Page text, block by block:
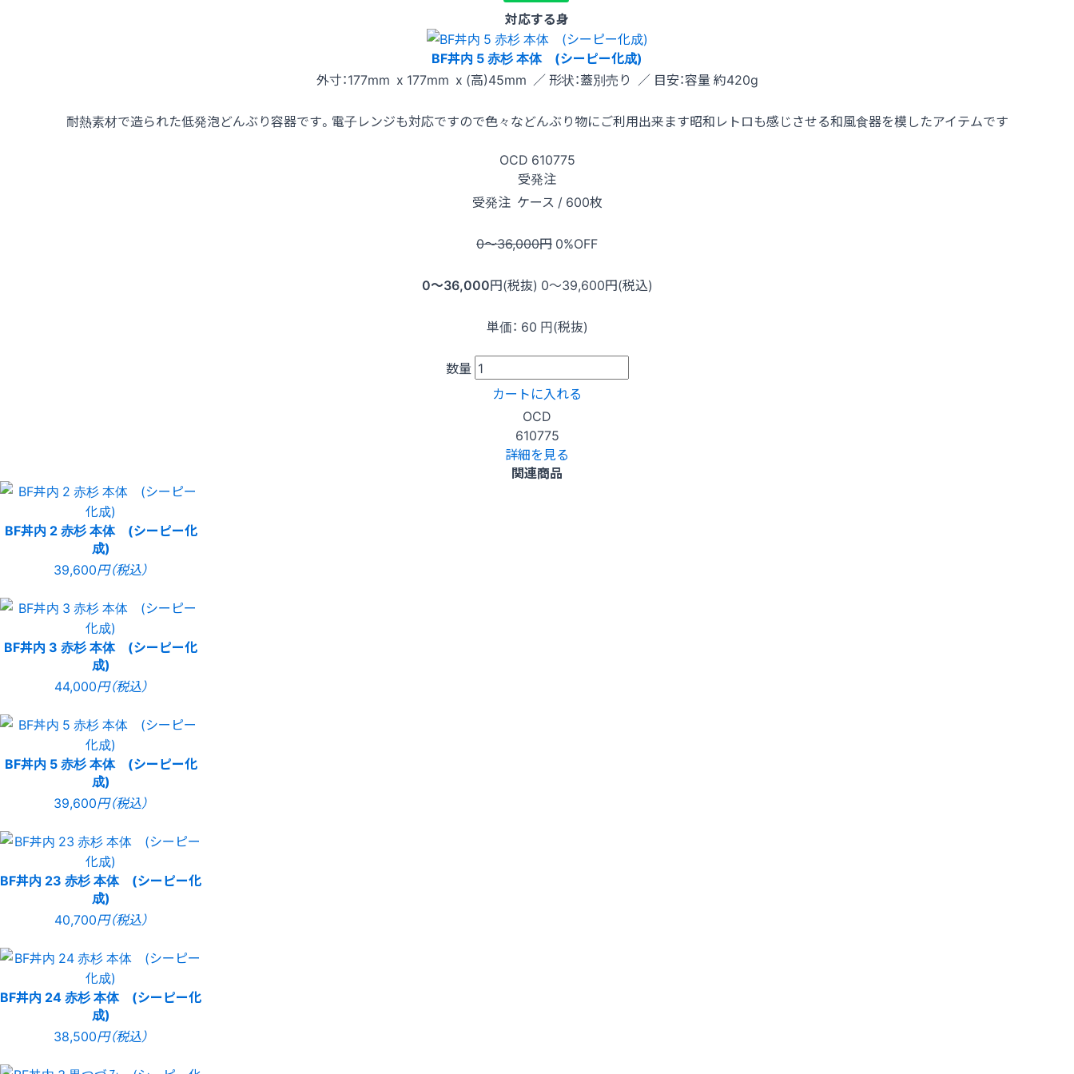
対応する身
BF丼内 5 赤杉 本体 (シーピー化成)
外寸：177mm x 177mm x (高)45mm ／ 形状：蓋別売り ／ 目安：容量 約420g
耐熱素材で造られた低発泡どんぶり容器です。電子レンジも対応ですので色々などんぶり物にご利用出来ます昭和レトロも感じさせる和風食器を模したアイテムです
OCD 610775
受発注
受発注 ケース / 600枚
0〜36,000円 0%OFF
0〜36,000円(税抜) 0〜39,600円(税込)
単価： 60 円(税抜)
数量
カートに入れる
OCD
610775
詳細を見る
関連商品
BF丼内 2 赤杉 本体 (シーピー化
成)
39,600円（税込）
BF丼内 3 赤杉 本体 (シーピー化
成)
44,000円（税込）
BF丼内 5 赤杉 本体 (シーピー化
成)
39,600円（税込）
BF丼内 23 赤杉 本体 (シーピー化
成)
40,700円（税込）
BF丼内 24 赤杉 本体 (シーピー化
成)
38,500円（税込）